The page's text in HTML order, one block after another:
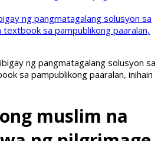
ng pangmatagalang solusyon sa
textbook sa pampublikong paaralan,
ng pangmatagalang solusyon sa
sa pampublikong paaralan, inihain
muslim na